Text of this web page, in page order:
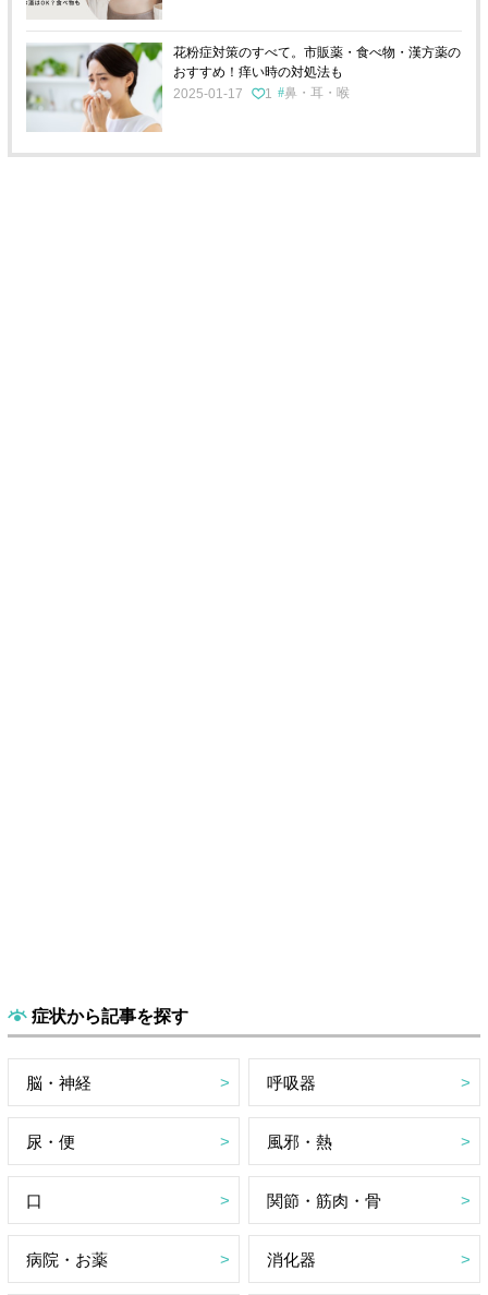
花粉症対策のすべて。市販薬・食べ物・漢方薬の
おすすめ！痒い時の対処法も
2025-01-17
1 鼻・耳・喉
症状から記事を探す
脳・神経 呼吸器
尿・便 風邪・熱
口 関節・筋肉・骨
病院・お薬 消化器